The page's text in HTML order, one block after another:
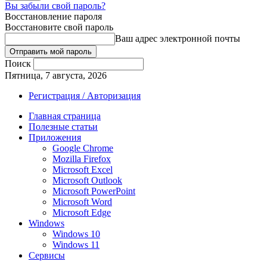
Вы забыли свой пароль?
Восстановление пароля
Восстановите свой пароль
Ваш адрес электронной почты
Поиск
Пятница, 7 августа, 2026
Регистрация / Авторизация
Главная страница
Полезные статьи
Приложения
Google Chrome
Mozilla Firefox
Microsoft Excel
Microsoft Outlook
Microsoft PowerPoint
Microsoft Word
Microsoft Edge
Windows
Windows 10
Windows 11
Сервисы